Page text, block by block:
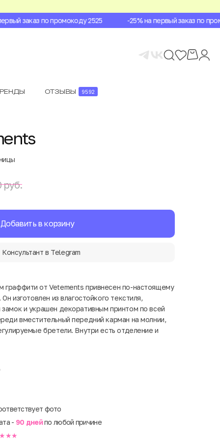
заказ по промокоду 2525 -25% на первый заказ по
ОТЗЫВЫ 9592
руб.
Добавить в корзину
Консультант в Telegram
граффити от Vetements привнесен по-настоящему
изготовлен из влагостойкого текстиля,
и украшен декоративным принтом по всей
вместительный передний карман на молнии,
бретели. Внутри есть отделение и
фото
- 90 днейпо любой причине